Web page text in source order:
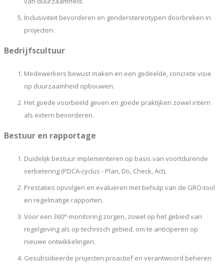
Inclusiviteit bevorderen en genderstereotypen doorbreken in
projecten.
Bedrijfscultuur
Medewerkers bewust maken en een gedeelde, concrete visie
op duurzaamheid opbouwen.
Het goede voorbeeld geven en goede praktijken zowel intern
als extern bevorderen.
Bestuur en rapportage
Duidelijk bestuur implementeren op basis van voortdurende
verbetering (PDCA-cyclus - Plan, Do, Check, Act).
Prestaties opvolgen en evalueren met behulp van de GRO-tool
en regelmatige rapporten.
Voor een 360°-monitoring zorgen, zowel op het gebied van
regelgeving als op technisch gebied, om te anticiperen op
nieuwe ontwikkelingen.
Gesubsidieerde projecten proactief en verantwoord beheren